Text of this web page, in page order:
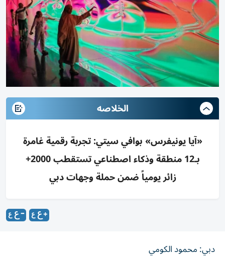
الخلاصه
«آيا يونيفرس» بوافي سيتي: تجربة رقمية غامرة
بـ12 منطقة وذكاء اصطناعي تستقطب 2000+
زائر يومياً ضمن حملة وجهات دبي
دبي: محمود الكومي